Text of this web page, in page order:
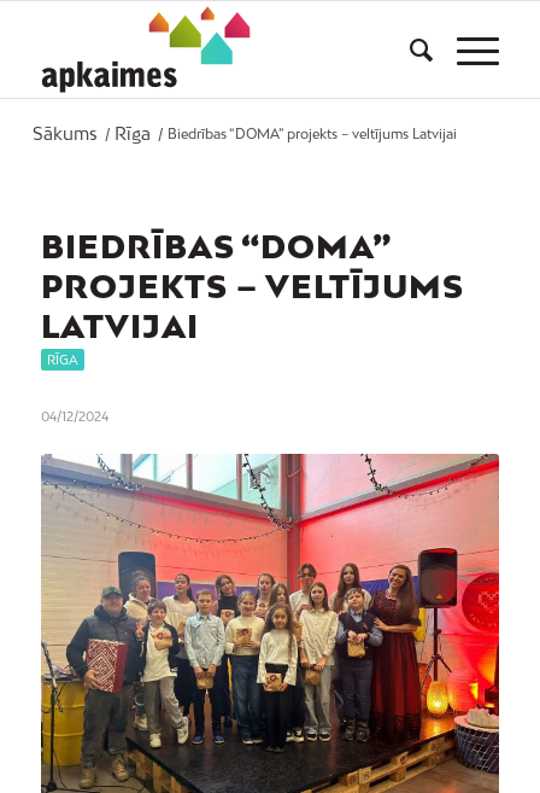
Sākums / Rīga / Biedrības “DOMA” projekts – veltījums Latvijai
BIEDRĪBAS “DOMA”
PROJEKTS – VELTĪJUMS
LATVIJAI
RĪGA
04/12/2024